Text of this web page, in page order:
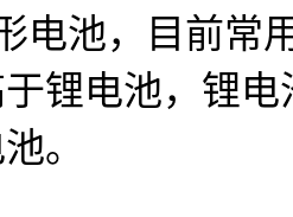
电池，目前常
锂电池，锂
。